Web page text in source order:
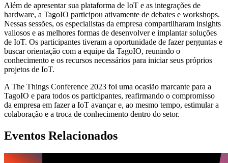
Além de apresentar sua plataforma de IoT e as integrações de
hardware, a TagoIO participou ativamente de debates e workshops.
Nessas sessões, os especialistas da empresa compartilharam insights
valiosos e as melhores formas de desenvolver e implantar soluções
de IoT. Os participantes tiveram a oportunidade de fazer perguntas e
buscar orientação com a equipe da TagoIO, reunindo o
conhecimento e os recursos necessários para iniciar seus próprios
projetos de IoT.
A The Things Conference 2023 foi uma ocasião marcante para a
TagoIO e para todos os participantes, reafirmando o compromisso
da empresa em fazer a IoT avançar e, ao mesmo tempo, estimular a
colaboração e a troca de conhecimento dentro do setor.
Eventos Relacionados